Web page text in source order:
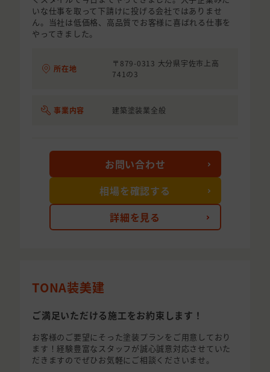
いな仕事を取って下請けに投げる会社ではありませ
ん。当社は低価格、高品質でお客様に喜ばれる仕事を
やってきました。
所在地
〒879-0313 大分県宇佐市上高
741の3
事業内容 建築塗装業全般
詳細を見る
お問い合わせ
相場を確認する
TONA装美建
ご満足いただける施工をお約束します！
お客様のご要望にそった塗装プランをご用意しており
ます！経験豊富なスタッフが誠心誠意対応させていた
だきますのでぜひお気軽にご相談くださいませ。